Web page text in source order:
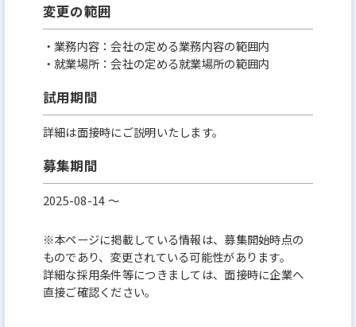
変更の範囲
・業務内容：会社の定める業務内容の範囲内
・就業場所：会社の定める就業場所の範囲内
試用期間
詳細は面接時にご説明いたします。
募集期間
2025-08-14 〜
※本ページに掲載している情報は、募集開始時点の
ものであり、変更されている可能性があります。
詳細な採用条件等につきましては、面接時に企業へ
直接ご確認ください。